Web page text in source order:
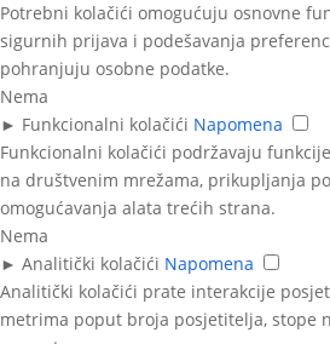
Potrebni kolačići omogućuju osnovne
sigurnih prijava i podešavanja
pohranjuju osobne podatke.
Nema
► Funkcionalni kolačići Napomena
Funkcionalni kolačići podržavaju
na društvenim mrežama, prikupljanja
omogućavanja alata trećih strana.
Nema
► Analitički kolačići Napomena
Analitički kolačići prate interakcije
metrima poput broja posjetitelja, stope